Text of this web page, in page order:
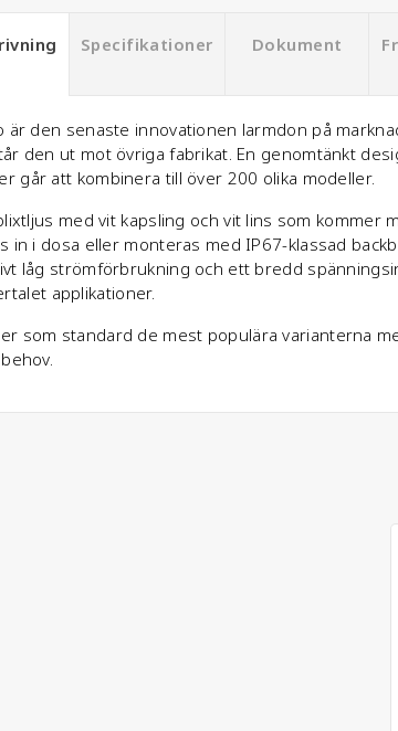
Specifikationer Dokument
är den senaste innovationen larmdon på
den ut mot övriga fabrikat. En genomtänkt
går att kombinera till över 200 olika modeller.
med vit kapsling och vit lins som kommer
in i dosa eller monteras med IP67-klassad
låg strömförbrukning och ett bredd
applikationer.
som standard de mest populära varianterna